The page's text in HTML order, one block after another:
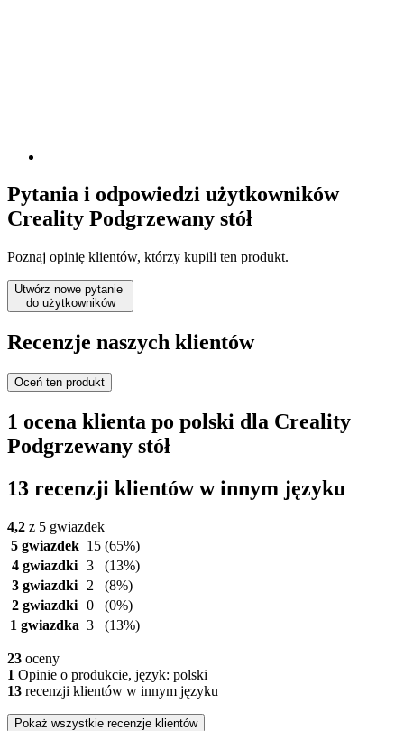
Pytania i odpowiedzi użytkowników
Creality Podgrzewany stół
Poznaj opinię klientów, którzy kupili ten produkt.
Utwórz nowe pytanie
do użytkowników
Recenzje naszych klientów
Oceń ten produkt
1 ocena klienta po polski dla Creality
Podgrzewany stół
13 recenzji klientów w innym języku
4,2 z 5 gwiazdek
5 gwiazdek 15 (65%)
4 gwiazdki 3
(13%)
3 gwiazdki
2
(8%)
2 gwiazdki 0
(0%)
1 gwiazdka 3 (13%)
23 oceny
1 Opinie o produkcie, język: polski
13 recenzji klientów w innym języku
Pokaż wszystkie recenzje klientów